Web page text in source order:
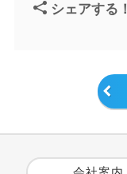
シェアする！